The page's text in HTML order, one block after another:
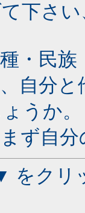
下さ
・民
自分
うか。
ず自
をクリ